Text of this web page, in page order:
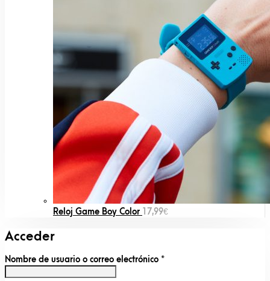
Reloj Game Boy Color 17,99€
Acceder
Nombre de usuario o correo electrónico *